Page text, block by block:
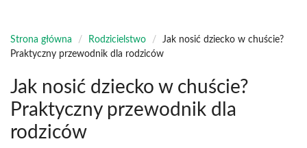
Strona główna / Rodzicielstwo /
Jak nosić dziecko w chuście?
Praktyczny przewodnik dla rodziców
Jak nosić dziecko w chuście?
Praktyczny przewodnik dla
rodziców